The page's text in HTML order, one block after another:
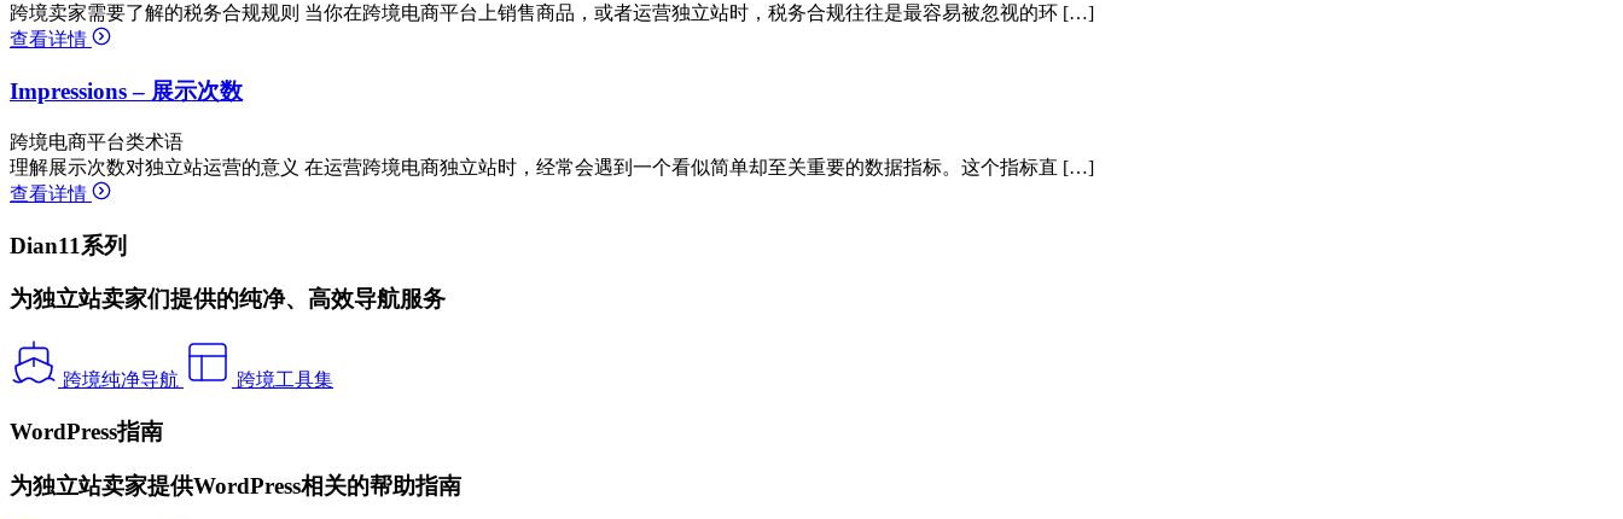
跨境卖家需要了解的税务合规规则 当你在跨境电商平台上销售商品，或者运营独立站时，税务合规往往是最容易被忽视的环 […]
查看详情
Impressions – 展示次数
跨境电商平台类术语
理解展示次数对独立站运营的意义 在运营跨境电商独立站时，经常会遇到一个看似简单却至关重要的数据指标。这个指标直 […]
查看详情
Dian11系列
为独立站卖家们提供的纯净、高效导航服务
跨境纯净导航 跨境工具集
WordPress指南
为独立站卖家提供WordPress相关的帮助指南